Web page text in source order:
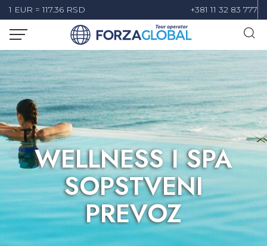
+381 11 32 83 777
1 EUR = 117.36 RSD
WELLNESS I SPA
SOPSTVENI
PREVOZ